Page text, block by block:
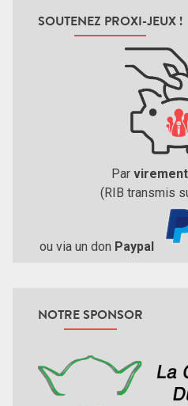
SOUTENEZ PROXI-JEUX !
Par
(RIB transmis
ou via un don Paypal
NOTRE SPONSOR